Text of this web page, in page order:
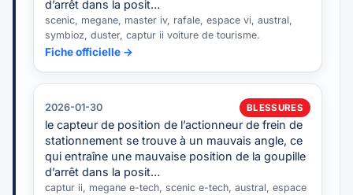
d’arrêt dans la posit…
scenic, megane, master iv, rafale, espace vi, austral,
symbioz, duster, captur ii voiture de tourisme.
Fiche officielle →
2026-01-30 BLESSURES
le capteur de position de l’actionneur de frein de
stationnement se trouve à un mauvais angle, ce
qui entraîne une mauvaise position de la goupille
d’arrêt dans la posit…
captur ii, megane e-tech, scenic e-tech, austral, espace